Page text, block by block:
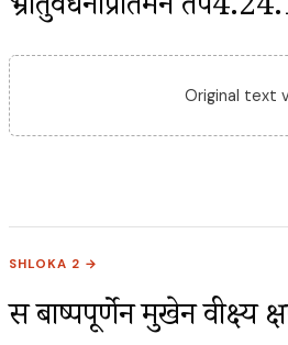
Original text
SHLOKA 2 →
स बाष्पपूर्णेन मुखेन वीक्ष्य